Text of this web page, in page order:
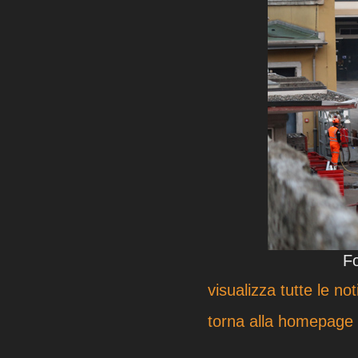
visualizza tutte le
torna alla homepage